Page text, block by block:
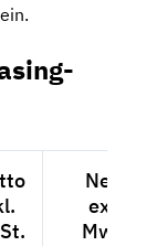
Netto
exkl.
MwSt.